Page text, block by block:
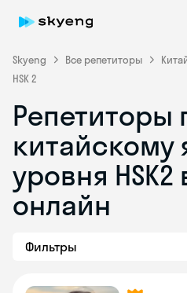
Skyeng Все репетиторы
HSK 2
Репетиторы
китайскому
уровня
онлайн
Фильтры
Skyeng Chat